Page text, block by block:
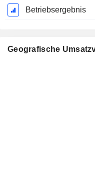
Betriebsergebnis
Geografische